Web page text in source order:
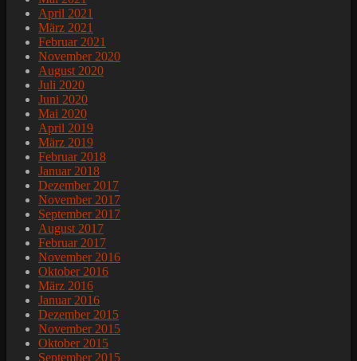
April 2021
März 2021
Februar 2021
November 2020
August 2020
Juli 2020
Juni 2020
Mai 2020
April 2019
März 2019
Februar 2018
Januar 2018
Dezember 2017
November 2017
September 2017
August 2017
Februar 2017
November 2016
Oktober 2016
März 2016
Januar 2016
Dezember 2015
November 2015
Oktober 2015
September 2015